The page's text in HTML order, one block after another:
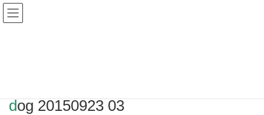
Warning
dog 20150923 03